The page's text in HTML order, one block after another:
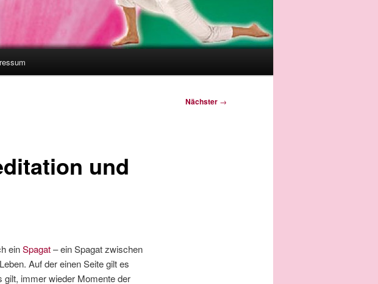
Nächster →
und
einSpagat– ein Spagat zwischen
Auf der einen Seite gilt es
gilt, immer wieder Momente der